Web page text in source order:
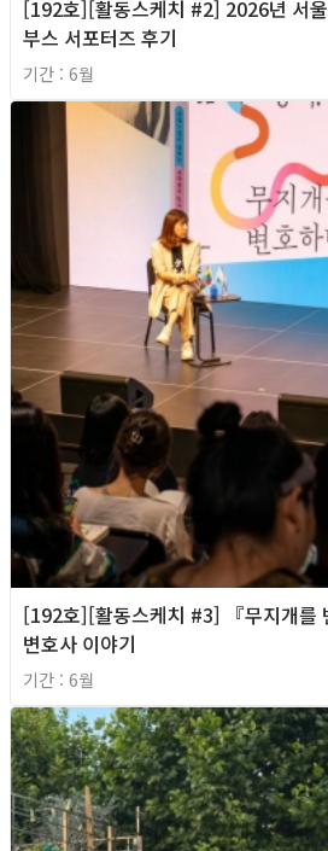
[192호][활동스케치 #2] 2026년 서
부스 서포터즈 후기
기간 : 6월
[192호][활동스케치 #3] 『무지개를
변호사 이야기
기간 : 6월